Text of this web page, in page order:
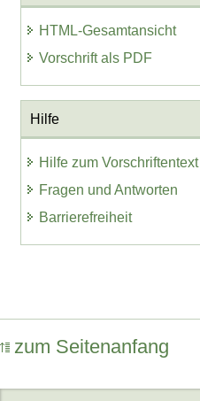
HTML-Gesamtansicht
Vorschrift als PDF
Hilfe
Hilfe zum Vorschriftentext
Fragen und Antworten
Barrierefreiheit
zum Seitenanfang